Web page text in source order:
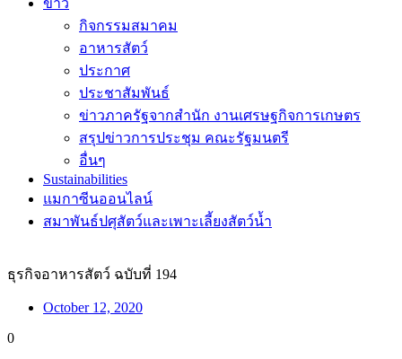
ข่าว
กิจกรรมสมาคม
อาหารสัตว์
ประกาศ
ประชาสัมพันธ์
ข่าวภาครัฐจากสำนัก งานเศรษฐกิจการเกษตร
สรุปข่าวการประชุม คณะรัฐมนตรี
อื่นๆ
Sustainabilities
แมกาซีนออนไลน์
สมาพันธ์ปศุสัตว์และเพาะเลี้ยงสัตว์น้ำ
ธุรกิจอาหารสัตว์ ฉบับที่ 194
October 12, 2020
0